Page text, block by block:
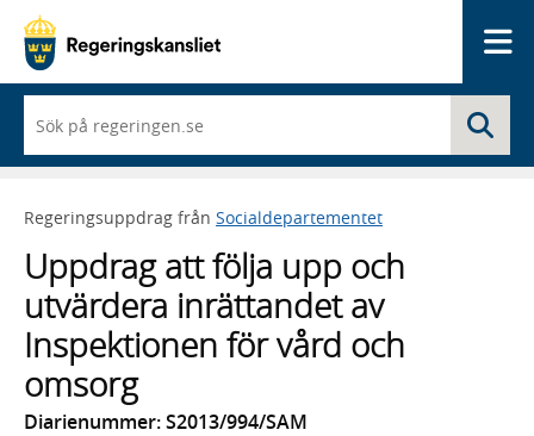
du
börjar
skriva
framträder
lista
med
sökförslag
Regeringsuppdrag från Socialdepartementet
Uppdrag att följa upp och
utvärdera inrättandet av
Inspektionen för vård och
omsorg
Diarienummer: S2013/994/SAM